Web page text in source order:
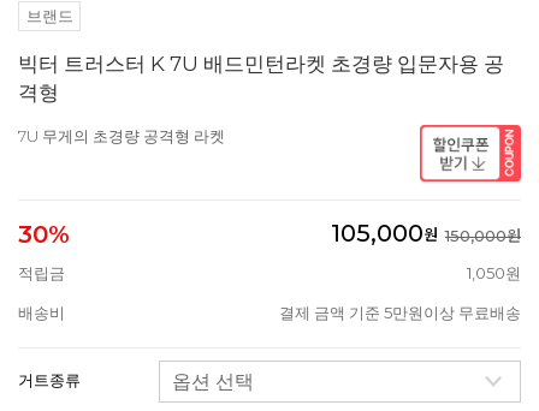
브랜드
빅터 트러스터 K 7U 배드민턴라켓 초경량 입문자용 공
격형
7U 무게의 초경량 공격형 라켓
30% 105,000원 150,000원
적립금
1,050원
배송비 결제 금액 기준 5만원이상 무료배송
거트종류